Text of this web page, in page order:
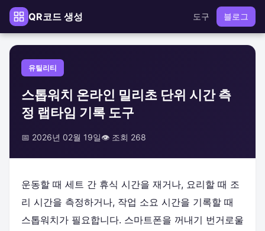
QR코드 생성 도구 블로그
유틸리티
스톱워치 온라인 밀리초 단위 시간 측
정 랩타임 기록 도구
📅 2026년 02월 19일👁️ 조회 268
운동할 때 세트 간 휴식 시간을 재거나, 요리할 때 조
리 시간을 측정하거나, 작업 소요 시간을 기록할 때
스톱워치가 필요합니다. 스마트폰을 꺼내기 번거로울